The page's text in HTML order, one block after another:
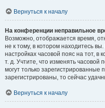
Вернуться к началу
На конференции неправильное
Возможно, отображается время,
не к тому, в котором находитесь
настройках часовой пояс на тот, в
т. д. Учтите, что изменять часовой
могут только зарегистрированные
зарегистрированы, то сейчас
Вернуться к началу